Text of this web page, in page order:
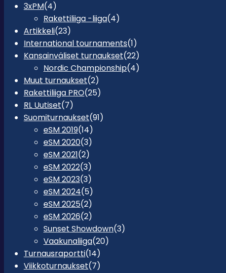
3xPM(4)
Rakettiliiga -liiga(4)
Artikkeli(23)
International tournaments(1)
Kansainväliset turnaukset(22)
Nordic Championship(4)
Muut turnaukset(2)
Rakettiliiga PRO(25)
RL Uutiset(7)
Suomiturnaukset(91)
eSM 2019(14)
eSM 2020(3)
eSM 2021(2)
eSM 2022(3)
eSM 2023(3)
eSM 2024(5)
eSM 2025(2)
eSM 2026(2)
Sunset Showdown(3)
Vaakunaliiga(20)
Turnausraportti(14)
Viikkoturnaukset(7)